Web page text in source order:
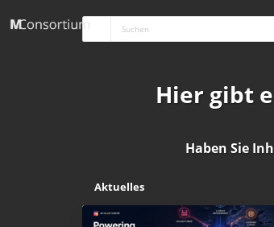
Hier gibt
Haben Sie
Aktuelles